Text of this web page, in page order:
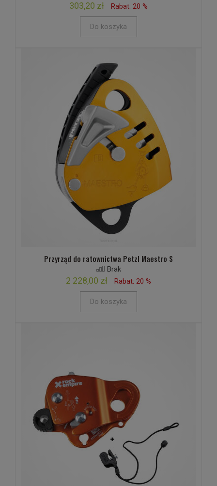
303,20 zł Rabat: 20 %
Do koszyka
Przyrząd do ratownictwa Petzl Maestro S
Brak
2 228,00 zł Rabat: 20 %
Do koszyka